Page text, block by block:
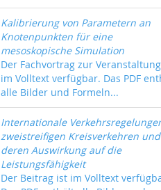
Kalibrierung von Parametern an
Knotenpunkten für eine
mesoskopische Simulation
Der Fachvortrag zur
im Volltext verfügbar. Das PDF
alle Bilder und Formeln...
Internationale
zweistreifigen Kreisverkehren und
deren Auswirkung auf die
Leistungsfähigkeit
Der Beitrag ist im Volltext